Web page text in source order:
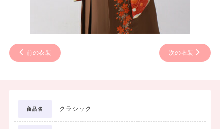
前の衣装 次の衣装
商品名 クラシック